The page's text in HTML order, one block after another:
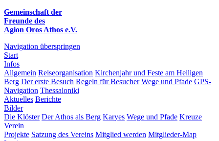
Gemeinschaft der
Freunde des
Agion Oros Athos e.V.
Navigation überspringen
Start
Infos
Allgemein Reiseorganisation Kirchenjahr und Feste am Heiligen
Berg Der erste Besuch Regeln für Besucher Wege und Pfade GPS-
Navigation Thessaloniki
Aktuelles Berichte
Bilder
Die Klöster Der Athos als Berg Karyes Wege und Pfade Kreuze
Verein
Projekte Satzung des Vereins Mitglied werden Mitglieder-Map